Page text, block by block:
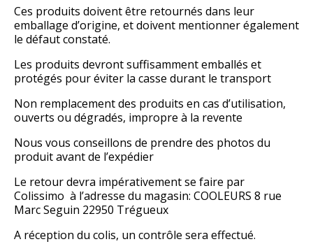
Ces produits doivent être retournés dans leur
emballage d’origine, et doivent mentionner également
le défaut constaté.
Les produits devront suffisamment emballés et
protégés pour éviter la casse durant le transport
Non remplacement des produits en cas d’utilisation,
ouverts ou dégradés, impropre à la revente
Nous vous conseillons de prendre des photos du
produit avant de l’expédier
Le retour devra impérativement se faire par
Colissimo à l’adresse du magasin: COOLEURS 8 rue
Marc Seguin 22950 Trégueux
A réception du colis, un contrôle sera effectué.